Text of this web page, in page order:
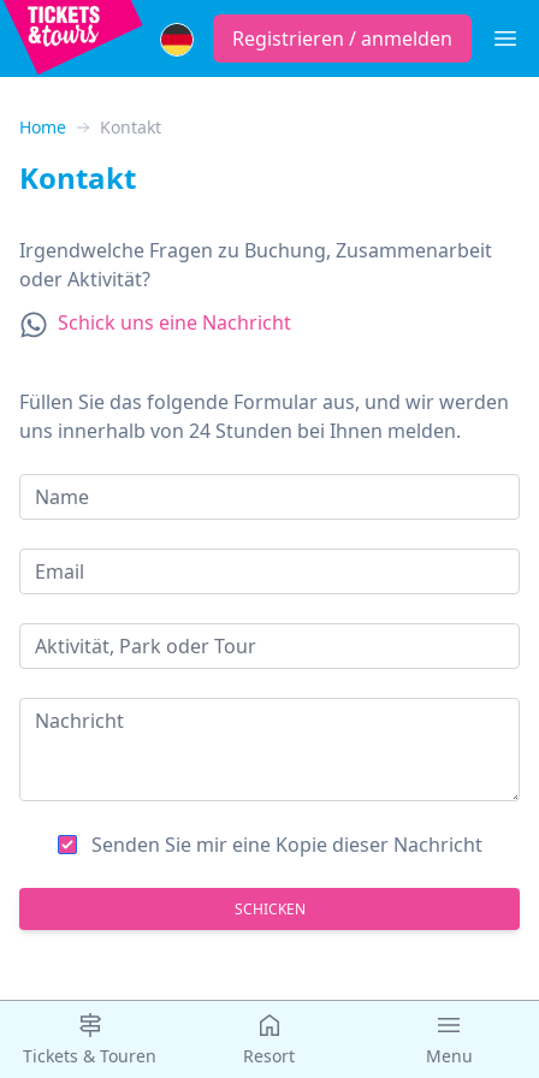
Registrieren / anmelden
Tickets & Touren Resort Menu
Home Kontakt
Kontakt
Irgendwelche Fragen zu Buchung, Zusammenarbeit
oder Aktivität?
Schick uns eine Nachricht
Füllen Sie das folgende Formular aus, und wir werden
uns innerhalb von 24 Stunden bei Ihnen melden.
Senden Sie mir eine Kopie dieser Nachricht
SCHICKEN